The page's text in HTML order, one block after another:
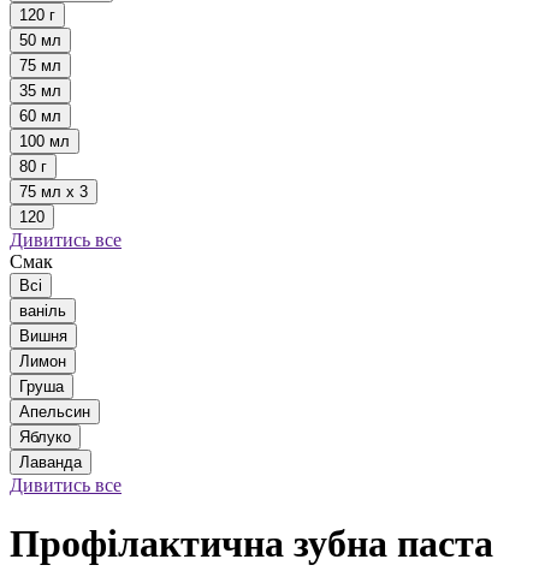
120 г
50 мл
75 мл
35 мл
60 мл
100 мл
80 г
75 мл х 3
120
Дивитись все
Смак
Всі
ваніль
Вишня
Лимон
Груша
Апельсин
Яблуко
Лаванда
Дивитись все
Профілактична зубна паста